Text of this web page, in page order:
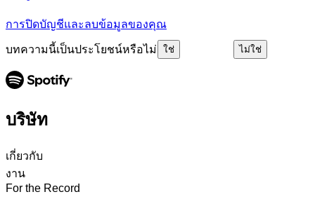
การปิดบัญชีและลบข้อมูลของคุณ
บทความนี้เป็นประโยชน์หรือไม่ ใช่ ไม่ใช่
บริษัท
เกี่ยวกับ
งาน
For the Record